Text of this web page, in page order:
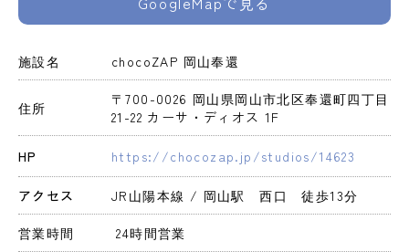
施設名 chocoZAP 岡山奉還
住所
〒700-0026 岡山県岡山市北区奉還町四丁目
21-22 カーサ・ディオス 1F
HP https://chocozap.jp/studios/14623
アクセス JR山陽本線 / 岡山駅　西口　徒歩13分
営業時間 24時間営業